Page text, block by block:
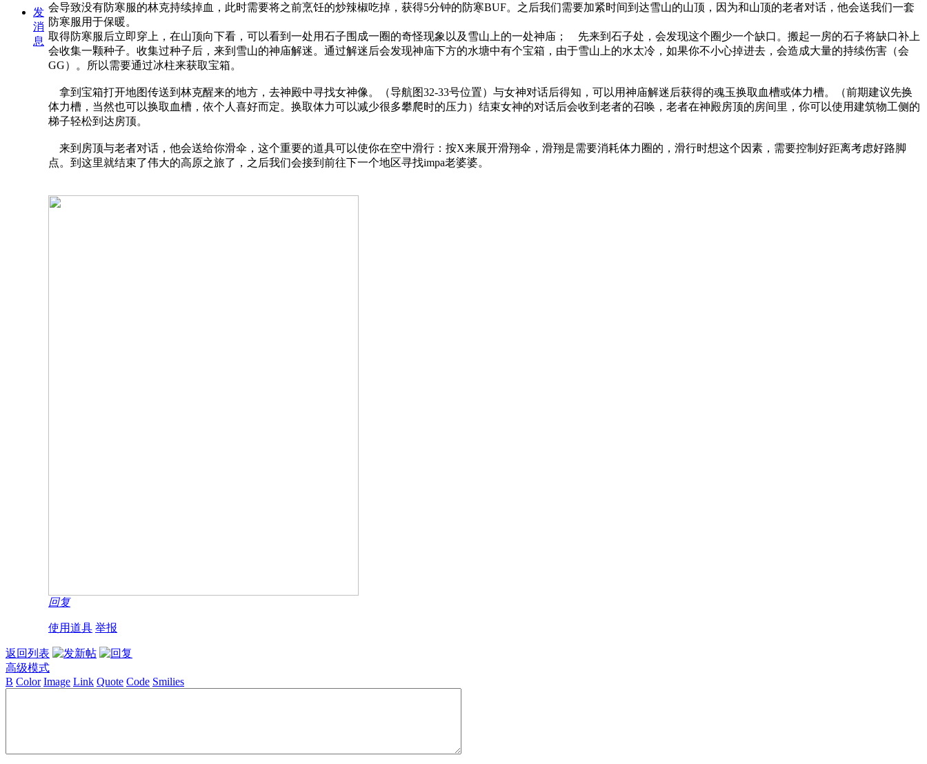
发
消
息
会导致没有防寒服的林克持续掉血，此时需要将之前烹饪的炒辣椒吃掉，获得5分钟的防寒BUF。之后我们需要加紧时间到达雪山的山顶，因为和山顶的老者对话，他会送我们一套
防寒服用于保暖。
取得防寒服后立即穿上，在山顶向下看，可以看到一处用石子围成一圈的奇怪现象以及雪山上的一处神庙； 先来到石子处，会发现这个圈少一个缺口。搬起一房的石子将缺口补上
会收集一颗种子。收集过种子后，来到雪山的神庙解迷。通过解迷后会发现神庙下方的水塘中有个宝箱，由于雪山上的水太冷，如果你不小心掉进去，会造成大量的持续伤害（会
GG）。所以需要通过冰柱来获取宝箱。
拿到宝箱打开地图传送到林克醒来的地方，去神殿中寻找女神像。（导航图32-33号位置）与女神对话后得知，可以用神庙解迷后获得的魂玉换取血槽或体力槽。（前期建议先换
体力槽，当然也可以换取血槽，依个人喜好而定。换取体力可以减少很多攀爬时的压力）结束女神的对话后会收到老者的召唤，老者在神殿房顶的房间里，你可以使用建筑物工侧的
梯子轻松到达房顶。
来到房顶与老者对话，他会送给你滑伞，这个重要的道具可以使你在空中滑行：按X来展开滑翔伞，滑翔是需要消耗体力圈的，滑行时想这个因素，需要控制好距离考虑好路脚
点。到这里就结束了伟大的高原之旅了，之后我们会接到前往下一个地区寻找impa老婆婆。
回复
使用道具 举报
返回列表
高级模式
B Color Image Link Quote Code Smilies